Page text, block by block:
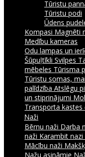
Tūristu
Tūristu podi
Ūdens
Kompasi Magnēti
Medību kameras
Odu lampas un
Šūpuļtīkli Svilpes
mēbeles Tūrisma
Tūristu somas,
palīdzība Atslēgu
un stiprinājumi
Transporta kastes
Naži
Bērnu naži Darba
naži Karambit nazi
Mācību naži
Nažu asināmie